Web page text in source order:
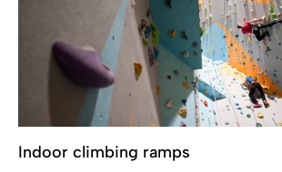
Indoor climbing ramps